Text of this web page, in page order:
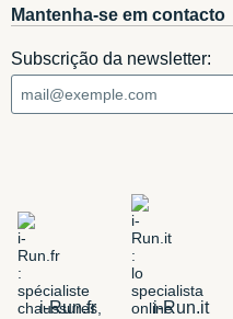
Mantenha-se em contacto
Subscrição da newsletter:
i-Run.fr i-Run.it